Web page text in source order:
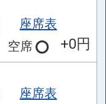
座席表
空席
+0円
座席表